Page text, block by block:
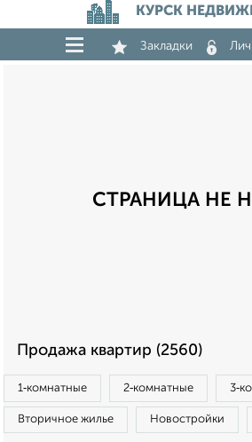
КУРСК
Закладки
СТРАНИЦА НЕ
Продажа квартир (2560)
1‑комнатные 2‑комнатные
Вторичное жилье Новостройки